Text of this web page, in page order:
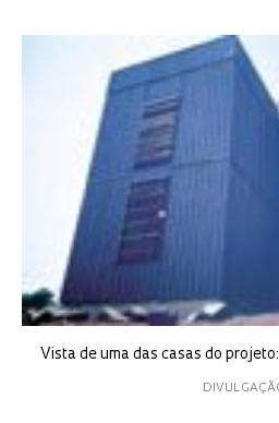
Vista de uma das casas do